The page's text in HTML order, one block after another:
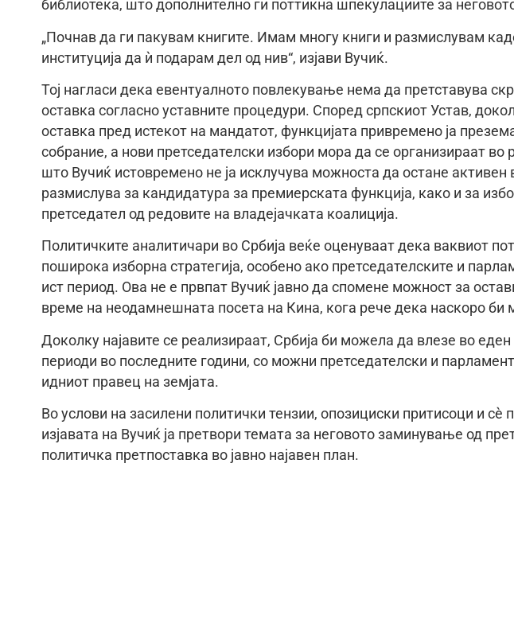
библиотека, што дополнително ги поттикна шпекулациите за
„Почнав да ги пакувам книгите. Имам многу книги и размислувам
институција да ѝ подарам дел од нив“, изјави Вучиќ.
Тој нагласи дека евентуалното повлекување нема да претставува
оставка согласно уставните процедури. Според српскиот Устав,
оставка пред истекот на мандатот, функцијата привремено ја
собрание, а нови претседателски избори мора да се организираат во
што Вучиќ истовремено не ја исклучува можноста да остане активен
размислува за кандидатура за премиерската функција, како и за
претседател од редовите на владејачката коалиција.
Политичките аналитичари во Србија веќе оценуваат дека ваквиот
поширока изборна стратегија, особено ако претседателските и
ист период. Ова не е првпат Вучиќ јавно да спомене можност за
време на неодамнешната посета на Кина, кога рече дека наскоро би
Доколку најавите се реализираат, Србија би можела да влезе во
периоди во последните години, со можни претседателски и
идниот правец на земјата.
Во услови на засилени политички тензии, опозициски притисоци и
изјавата на Вучиќ ја претвори темата за неговото заминување од
политичка претпоставка во јавно најавен план.